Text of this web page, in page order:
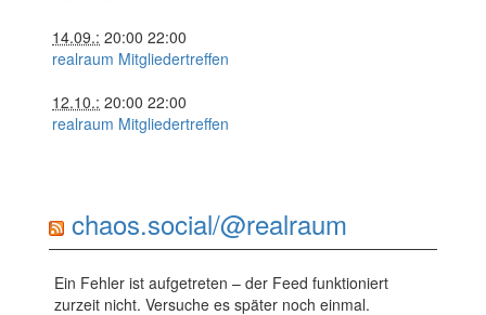
14.09.: 20:00 22:00
realraum Mitgliedertreffen
12.10.: 20:00 22:00
realraum Mitgliedertreffen
chaos.social/@realraum
Ein Fehler ist aufgetreten – der Feed funktioniert
zurzeit nicht. Versuche es später noch einmal.